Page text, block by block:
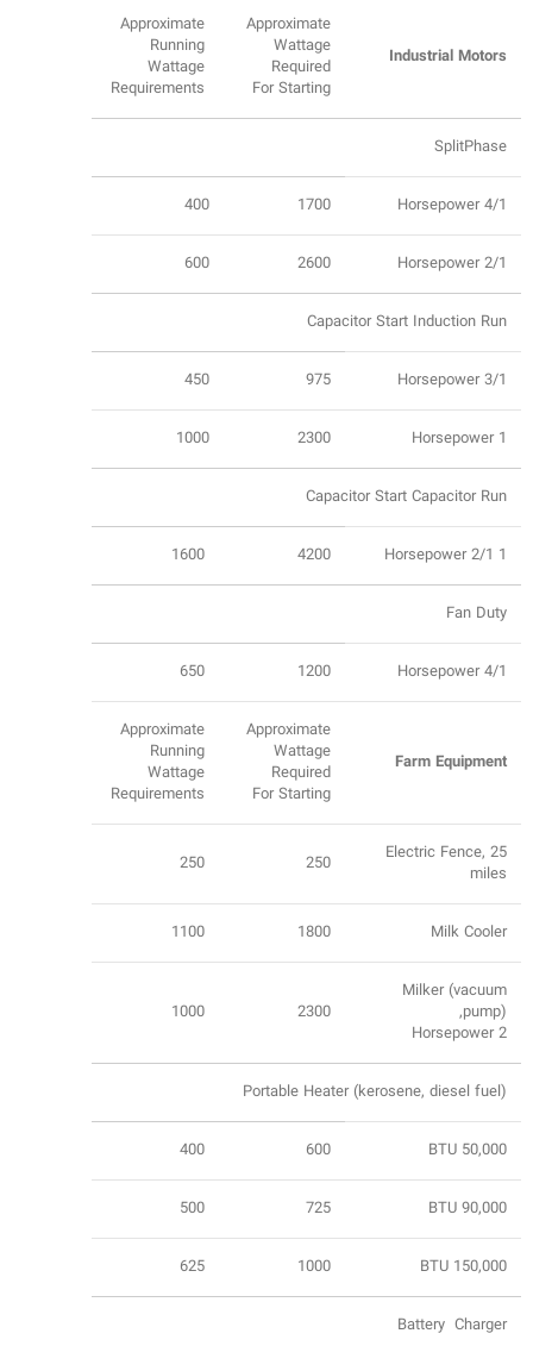
Industrial Motors
Approximate
Wattage
Required
For Starting
Approximate
Running
Wattage
Requirements
SplitPhase
4/1 Horsepower
1700
400
2/1 Horsepower
2600
600
Capacitor Start Induction Run
3/1 Horsepower
975
450
1 Horsepower
2300
1000
Capacitor Start Capacitor Run
1 2/1 Horsepower
4200
1600
Fan Duty
4/1 Horsepower
1200
650
Farm Equipment
Approximate
Wattage
Required
For Starting
Approximate
Running
Wattage
Requirements
Electric Fence, 25
miles
250
250
Milk Cooler
1800
1100
Milker (vacuum
pump),
2 Horsepower
2300
1000
Portable Heater (kerosene, diesel fuel)
50,000 BTU
600
400
90,000 BTU
725
500
150,000 BTU
1000
625
Battery Charger